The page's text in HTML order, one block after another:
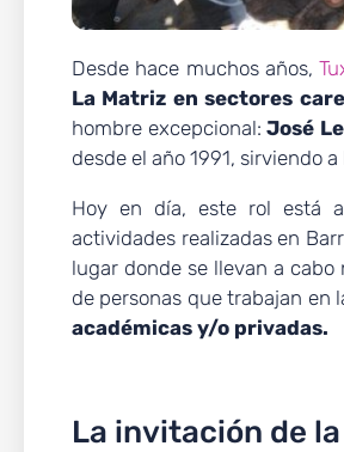
Desde hace muchos años,
La Matriz en sectores
hombre excepcional:José
desde el año 1991, sirviendo
Hoy en día, este rol está
actividades realizadas en
lugar donde se llevan a
de personas que trabajan en
académicas y/o privadas.
La invitación de